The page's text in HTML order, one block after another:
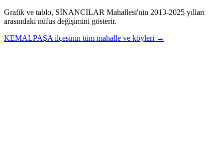
Grafik ve tablo, SİNANCILAR Mahallesi'nin 2013-2025 yılları
arasındaki nüfus değişimini gösterir.
KEMALPAŞA ilçesinin tüm mahalle ve köyleri →